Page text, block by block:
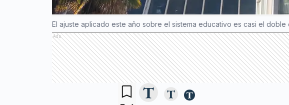
El ajuste aplicado este año sobre el sistema educativo es casi el
Ads